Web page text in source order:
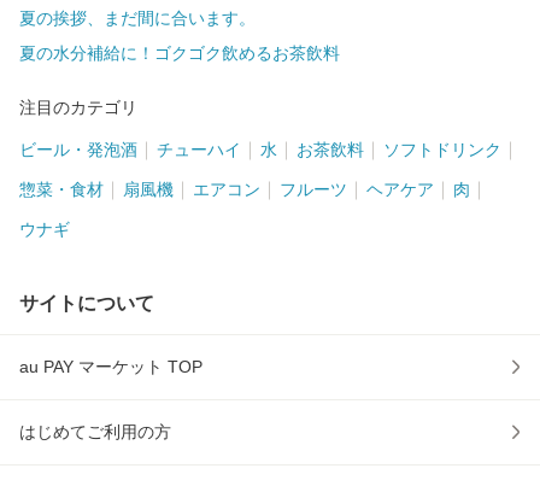
夏の挨拶、まだ間に合います。
夏の水分補給に！ゴクゴク飲めるお茶飲料
注目のカテゴリ
ビール・発泡酒 チューハイ 水 お茶飲料 ソフトドリンク
惣菜・食材 扇風機 エアコン フルーツ ヘアケア 肉
ウナギ
サイトについて
au PAY マーケット TOP
はじめてご利用の方